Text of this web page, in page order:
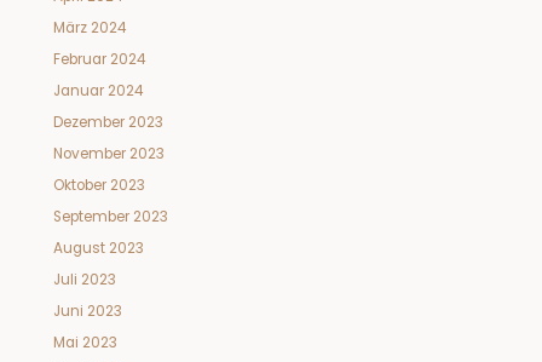
März 2024
Februar 2024
Januar 2024
Dezember 2023
November 2023
Oktober 2023
September 2023
August 2023
Juli 2023
Juni 2023
Mai 2023